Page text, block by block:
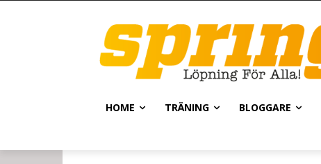
HOME TRÄNING BLOGGARE